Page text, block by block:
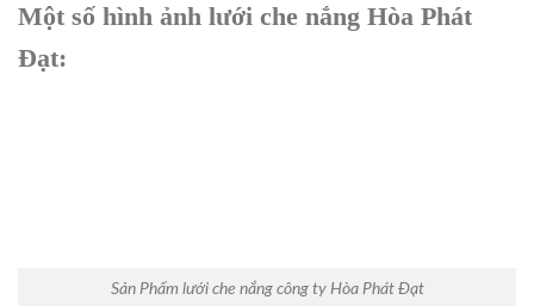
Một số hình ảnh lưới che nắng Hòa Phát
Đạt:
Sản Phẩm lưới che nắng công ty Hòa Phát Đạt